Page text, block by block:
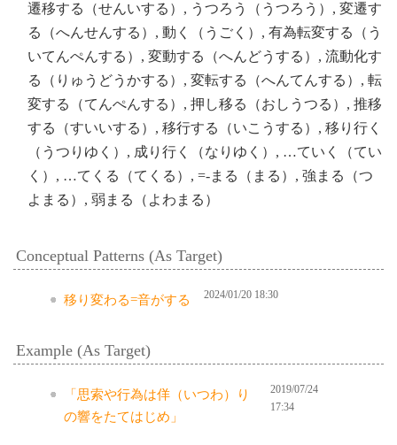
遷移する（せんいする）, うつろう（うつろう）, 変遷す
る（へんせんする）, 動く（うごく）, 有為転変する（う
いてんぺんする）, 変動する（へんどうする）, 流動化す
る（りゅうどうかする）, 変転する（へんてんする）, 転
変する（てんぺんする）, 押し移る（おしうつる）, 推移
する（すいいする）, 移行する（いこうする）, 移り行く
（うつりゆく）, 成り行く（なりゆく）, …ていく（てい
く）, …てくる（てくる）, =-まる（まる）, 強まる（つ
よまる）, 弱まる（よわまる）
Conceptual Patterns (As Target)
移り変わる=音がする 2024/01/20 18:30
Example (As Target)
「思索や行為は佯（いつわ）り
の響をたてはじめ」
2019/07/24
17:34